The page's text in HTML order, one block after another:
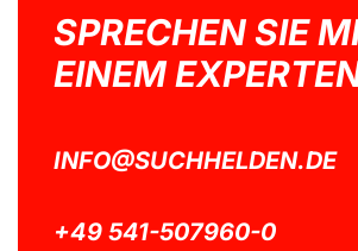
SPRECHEN SIE
EINEM
INFO@SUCHHELDEN.DE
+49 541-507960-0